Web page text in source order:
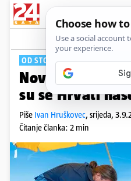
OD STOLJEĆA SEDMOG
Nova velika
su se Hrvati
Piše Ivan Hruškovec, srijeda,
Čitanje članka: 2 min